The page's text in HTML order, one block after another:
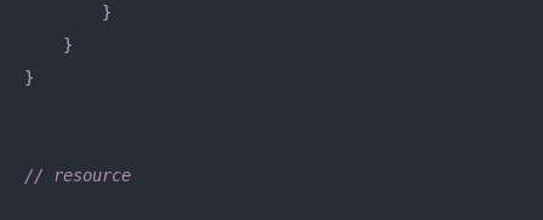
        }
    }
}
// resource